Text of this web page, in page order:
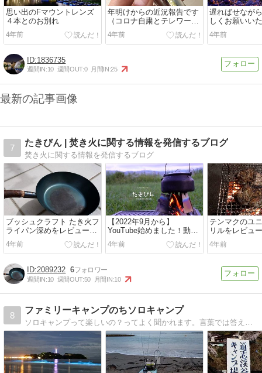
思い出のFマウントレンズ
４本とのお別れ
4年前
年明けからの近況報告です
（コロナ自粛とテレワーク
中）
4年前
遅ればせなが
しくお願いい
4年前
1836735
週間IN:10 週間OUT:0 月間IN:25
最新の記事画像
7
たきびん | 焚き火に関する情報を発信するブログ
焚き火に関する情報を発信するブログ
ブッシュクラフト たき火フ
ライパン深めをレビュー！
焼く、蒸す、煮る、なんで
もOKの頼れるやつ
4年前
【2022年9月から】
YouTube始めました！動画
の見どころ、撮影の裏側な
ど書いていくよ
4年前
テンマクのユ
リルをレビュ
頑丈でゴトク
なグリルでした
4年前
2089232 6
週間IN:10 週間OUT:50 月間IN:10
8
ファミリーキャンプのちソロキャンプ
ソロキャンプって楽しいの？ってよく聞かれます。言葉では答えられません。でも写真で伝える努力してます。